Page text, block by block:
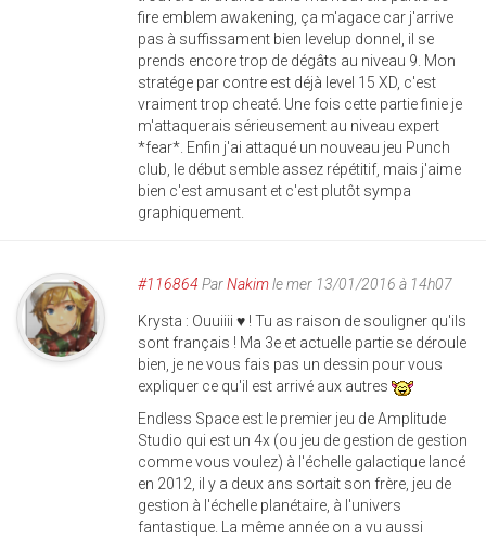
fire emblem awakening, ça m'agace car j'arrive
pas à suffissament bien levelup donnel, il se
prends encore trop de dégâts au niveau 9. Mon
stratége par contre est déjà level 15 XD, c'est
vraiment trop cheaté. Une fois cette partie finie je
m'attaquerais sérieusement au niveau expert
*fear*. Enfin j'ai attaqué un nouveau jeu Punch
club, le début semble assez répétitif, mais j'aime
bien c'est amusant et c'est plutôt sympa
graphiquement.
#116864 ParNakimle mer 13/01/2016 à 14h07
Krysta : Ouuiiii ♥ ! Tu as raison de souligner qu'ils
sont français ! Ma 3e et actuelle partie se déroule
bien, je ne vous fais pas un dessin pour vous
expliquer ce qu'il est arrivé aux autres
Endless Space est le premier jeu de Amplitude
Studio qui est un 4x (ou jeu de gestion de gestion
comme vous voulez) à l'échelle galactique lancé
en 2012, il y a deux ans sortait son frère, jeu de
gestion à l'échelle planétaire, à l'univers
fantastique. La même année on a vu aussi